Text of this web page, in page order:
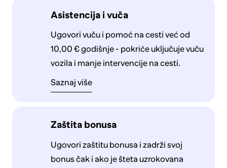
Asistencija i vuča
Ugovori vuču i pomoć na cesti već od
10,00 € godišnje - pokriće uključuje vuču
vozila i manje intervencije na cesti.
Saznaj više
Zaštita bonusa
Ugovori zaštitu bonusa i zadrži svoj
bonus čak i ako je šteta uzrokovana